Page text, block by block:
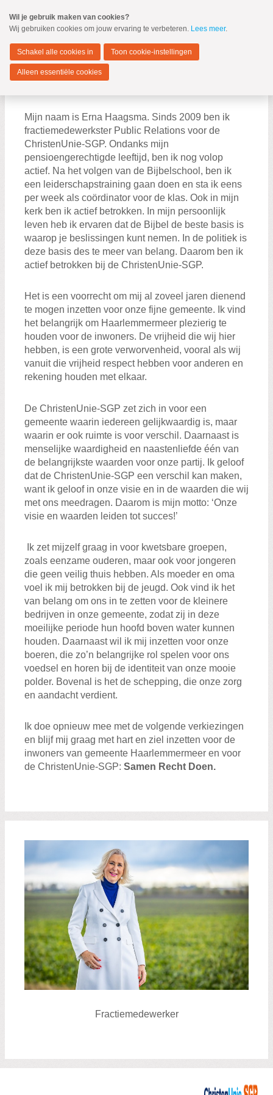
naar
Spring
de
inhoud
Spring
naar
Haarlemmermeer
MENU
Jennifer Hup
Jan Soellaart
Erna Haagsma
Senna Alderden
Kees Nieuwenhuis
Fractiespreekuur
Zoeken:
Zoeken
Mijn naam is Erna Haagsma. Sinds 2009 ben ik
fractiemedewerkster Public Relations voor de
ChristenUnie-SGP. Ondanks mijn
pensioengerechtigde leeftijd, ben ik nog volop
actief. Na het volgen van de Bijbelschool, ben ik
een leiderschapstraining gaan doen en sta ik eens
per week als coördinator voor de klas. Ook in mijn
kerk ben ik actief betrokken. In mijn persoonlijk
leven heb ik ervaren dat de Bijbel de beste basis is
waarop je beslissingen kunt nemen. In de politiek is
deze basis des te meer van belang. Daarom ben ik
actief betrokken bij de ChristenUnie-SGP.
Het is een voorrecht om mij al zoveel jaren dienend
te mogen inzetten voor onze fijne gemeente. Ik vind
het belangrijk om Haarlemmermeer plezierig te
houden voor de inwoners. De vrijheid die wij hier
hebben, is een grote verworvenheid, vooral als wij
vanuit die vrijheid respect hebben voor anderen en
rekening houden met elkaar.
De ChristenUnie-SGP zet zich in voor een
gemeente waarin iedereen gelijkwaardig is, maar
waarin er ook ruimte is voor verschil. Daarnaast is
menselijke waardigheid en naastenliefde één van
de belangrijkste waarden voor onze partij. Ik geloof
dat de ChristenUnie-SGP een verschil kan maken,
want ik geloof in onze visie en in de waarden die wij
met ons meedragen. Daarom is mijn motto: ‘Onze
visie en waarden leiden tot succes!’
Ik zet mijzelf graag in voor kwetsbare groepen,
zoals eenzame ouderen, maar ook voor jongeren
die geen veilig thuis hebben. Als moeder en oma
voel ik mij betrokken bij de jeugd. Ook vind ik het
van belang om ons in te zetten voor de kleinere
bedrijven in onze gemeente, zodat zij in deze
moeilijke periode hun hoofd boven water kunnen
houden. Daarnaast wil ik mij inzetten voor onze
boeren, die zo’n belangrijke rol spelen voor ons
voedsel en horen bij de identiteit van onze mooie
polder. Bovenal is het de schepping, die onze zorg
en aandacht verdient.
Ik doe opnieuw mee met de volgende verkiezingen
en blijf mij graag met hart en ziel inzetten voor de
inwoners van gemeente Haarlemmermeer en voor
de ChristenUnie-SGP: Samen Recht Doen.
Fractiemedewerker
Wil je gebruik maken van cookies?
Wij gebruiken cookies om jouw ervaring te verbeteren. Lees meer.
Schakel alle cookies in Toon cookie-instellingen
Alleen essentiële cookies